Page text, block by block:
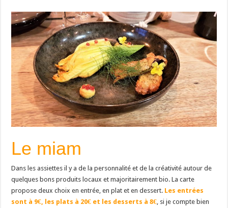
Le miam
Dans les assiettes il y a de la personnalité et de la créativité autour de
quelques bons produits locaux et majoritairement bio. La carte
propose deux choix en entrée, en plat et en dessert. Les entrées
sont à 9€, les plats à 20€ et les desserts à 8€ , si je compte bien